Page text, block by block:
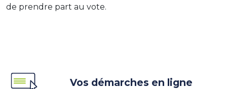
de prendre part au vote.
Vos démarches en ligne